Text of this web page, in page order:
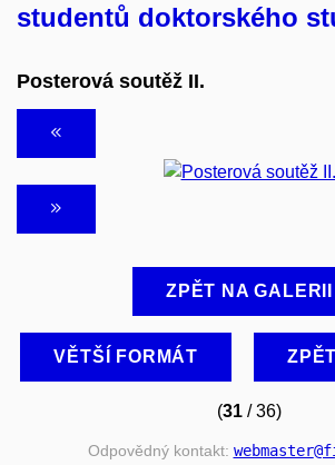
studentů doktorského
Posterová soutěž II.
ZPĚT NA GALERII
VĚTŠÍ FORMÁT
(31 / 36)
Odpovědný kontakt: webmaster